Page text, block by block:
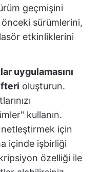
geçmişini
sürümlerini,
etkinliklerini
uygulamasını
oluşturun.
kullanın.
için
içinde işbirliği
özelliği ile